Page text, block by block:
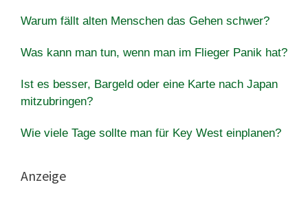
Warum fällt alten Menschen das Gehen schwer?
Was kann man tun, wenn man im Flieger Panik hat?
Ist es besser, Bargeld oder eine Karte nach Japan
mitzubringen?
Wie viele Tage sollte man für Key West einplanen?
Anzeige